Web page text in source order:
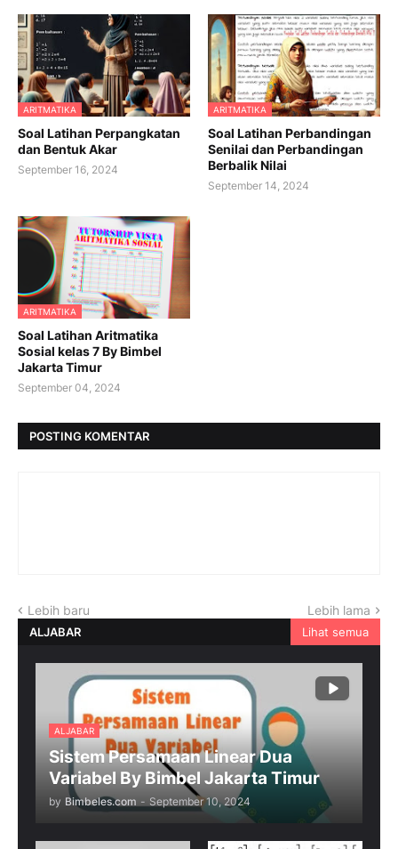
ARITMATIKA
Soal Latihan Perpangkatan
dan Bentuk Akar
September 16, 2024
ARITMATIKA
Soal Latihan Perbandingan
Senilai dan Perbandingan
Berbalik Nilai
September 14, 2024
ARITMATIKA
Soal Latihan Aritmatika
Sosial kelas 7 By Bimbel
Jakarta Timur
September 04, 2024
POSTING KOMENTAR
Lebih baru Lebih lama
ALJABAR Lihat semua
ALJABAR
Sistem Persamaan Linear Dua
Variabel By Bimbel Jakarta Timur
by Bimbeles.com - September 10, 2024